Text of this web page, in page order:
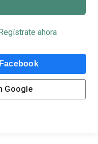
ahora
Facebook
Google